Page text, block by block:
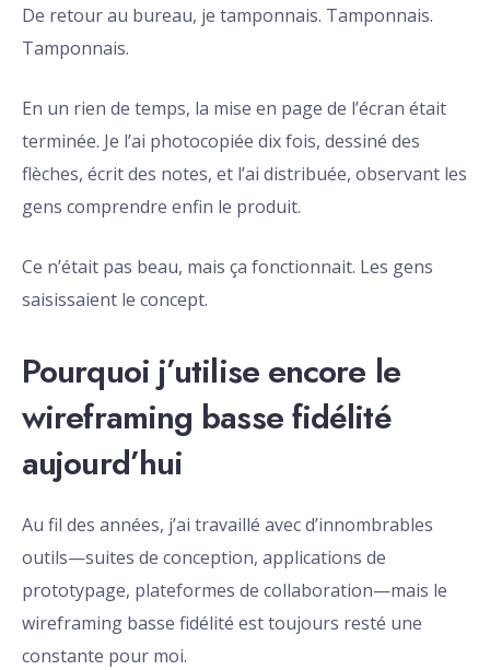
De retour au bureau, je tamponnais. Tamponnais.
Tamponnais.
En un rien de temps, la mise en page de l’écran était
terminée. Je l’ai photocopiée dix fois, dessiné des
flèches, écrit des notes, et l’ai distribuée, observant les
gens comprendre enfin le produit.
Ce n’était pas beau, mais ça fonctionnait. Les gens
saisissaient le concept.
Pourquoi j’utilise encore le
wireframing basse fidélité
aujourd’hui
Au fil des années, j’ai travaillé avec d’innombrables
outils—suites de conception, applications de
prototypage, plateformes de collaboration—mais le
wireframing basse fidélité est toujours resté une
constante pour moi.